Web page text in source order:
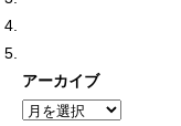
アーカイブ
ア